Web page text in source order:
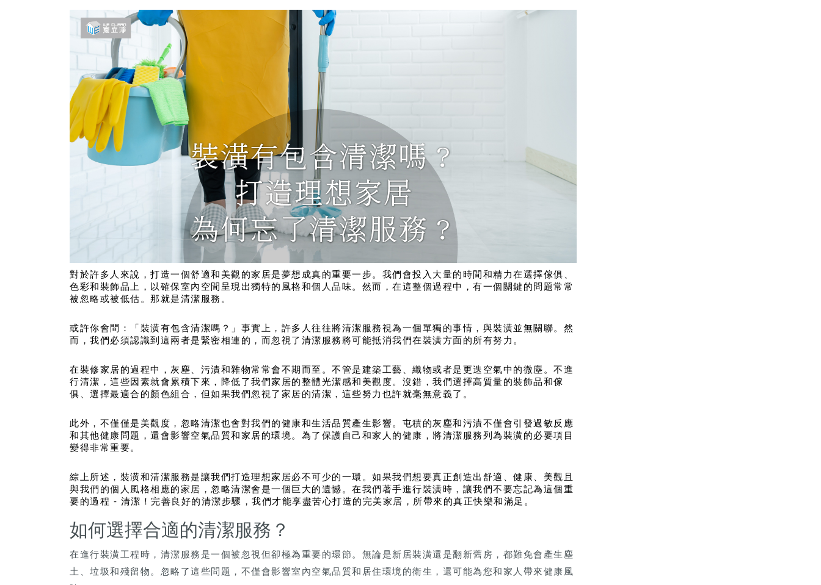
對於許多人來說，打造一個舒適和美觀的家居是夢想成真的重要一步。我們會投入大量的時間和精力在選擇傢俱、
色彩和裝飾品上，以確保室內空間呈現出獨特的風格和個人品味。然而，在這整個過程中，有一個關鍵的問題常常
被忽略或被低估。那就是清潔服務。
或許你會問：「裝潢有包含清潔嗎？」事實上，許多人往往將清潔服務視為一個單獨的事情，與裝潢並無關聯。然
而，我們必須認識到這兩者是緊密相連的，而忽視了清潔服務將可能抵消我們在裝潢方面的所有努力。
在裝修家居的過程中，灰塵、污漬和雜物常常會不期而至。不管是建築工藝、織物或者是更迭空氣中的微塵。不進
行清潔，這些因素就會累積下來，降低了我們家居的整體光潔感和美觀度。沒錯，我們選擇高質量的裝飾品和傢
俱、選擇最適合的顏色組合，但如果我們忽視了家居的清潔，這些努力也許就毫無意義了。
此外，不僅僅是美觀度，忽略清潔也會對我們的健康和生活品質產生影響。屯積的灰塵和污漬不僅會引發過敏反應
和其他健康問題，還會影響空氣品質和家居的環境。為了保護自己和家人的健康，將清潔服務列為裝潢的必要項目
變得非常重要。
綜上所述，裝潢和清潔服務是讓我們打造理想家居必不可少的一環。如果我們想要真正創造出舒適、健康、美觀且
與我們的個人風格相應的家居，忽略清潔會是一個巨大的遺憾。在我們著手進行裝潢時，讓我們不要忘記為這個重
要的過程 - 清潔！完善良好的清潔步驟，我們才能享盡苦心打造的完美家居，所帶來的真正快樂和滿足。
如何選擇合適的清潔服務？
在進行裝潢工程時，清潔服務是一個被忽視但卻極為重要的環節。無論是新居裝潢還是翻新舊房，都難免會產生塵
土、垃圾和殘留物。忽略了這些問題，不僅會影響室內空氣品質和居住環境的衛生，還可能為您和家人帶來健康風